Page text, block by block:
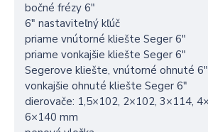
bočné frézy 6″
6″ nastaviteľný kľúč
priame vnútorné kliešte Seger 6″
priame vonkajšie kliešte Seger 6″
Segerove kliešte, vnútorné ohnuté 6″
vonkajšie ohnuté kliešte Seger 6″
dierovače: 1,5×102, 2×102, 3×114,
6×140 mm